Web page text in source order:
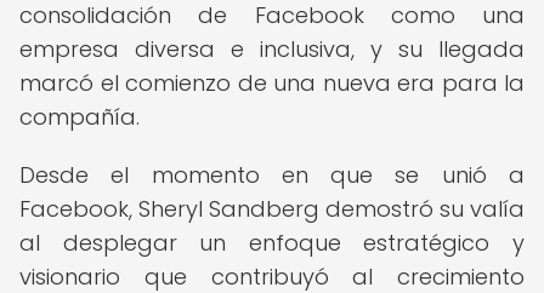
consolidación de Facebook como una
empresa diversa e inclusiva, y su llegada
marcó el comienzo de una nueva era para la
compañía.
Desde el momento en que se unió a
Facebook, Sheryl Sandberg demostró su valía
al desplegar un enfoque estratégico y
visionario que contribuyó al crecimiento